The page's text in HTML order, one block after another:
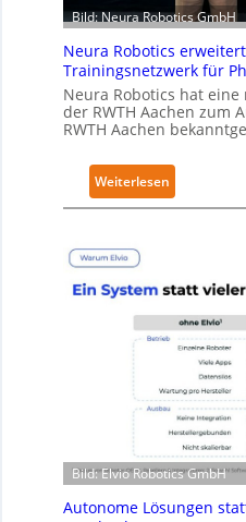
S
e
c
u
r
i
y
-
e
-
Z
t
f
Bild: Neura Robotics GmbH
Neura Robotics
Trainingsnetzwerk für
Neura Robotics hat
der RWTH Aachen zum
RWTH Aachen
Weiterlesen
N
a
R
o
o
t
i
c
s
e
Bild: Elvio Robotics GmbH
Autonome Lösungen